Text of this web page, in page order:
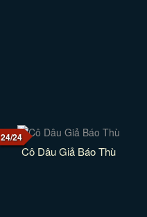
24/24
Cô Dâu Giả Báo Thù